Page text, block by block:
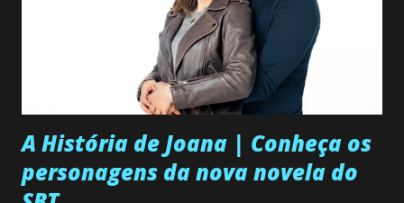
A História de Joana | Conheça os
personagens da nova novela do